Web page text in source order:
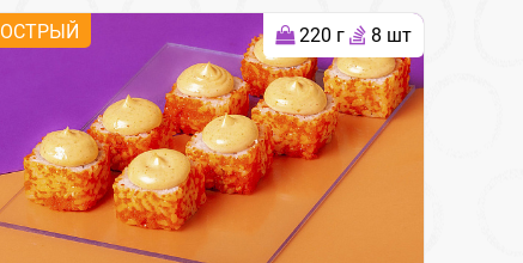
ОСТРЫЙ 220 г 8 шт